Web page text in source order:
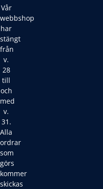
Vår
webbshop
har
stängt
från
v.
28
till
och
med
v.
31.
Alla
ordrar
som
görs
kommer
skickas